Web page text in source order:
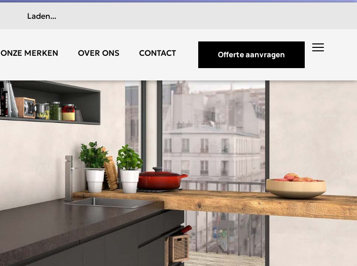
Laden...
ONZE MERKEN OVER ONS CONTACT Offerte aanvragen